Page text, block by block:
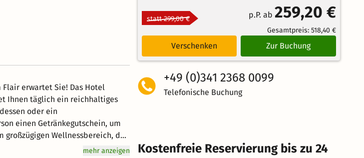
erwartet Sie! Das Hotel
Ihnen täglich ein reichhaltiges
oder ein
Wellnessbereich, der
umfasst. Für noch
mehr anzeigen
statt 299,00 € p.P. ab 259,20 €
Gesamtpreis: 518,40 €
Verschenken Zur Buchung
+49 (0)341 2368 0099
Telefonische Buchung
Kostenfreie Reservierung bis zu 24